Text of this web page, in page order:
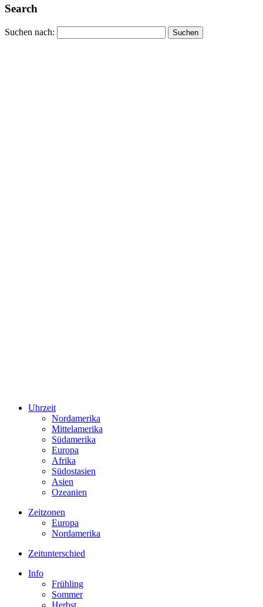
Search
Suchen nach:
Uhrzeit
Nordamerika
Mittelamerika
Südamerika
Europa
Afrika
Südostasien
Asien
Ozeanien
Zeitzonen
Europa
Nordamerika
Zeitunterschied
Info
Frühling
Sommer
Herbst